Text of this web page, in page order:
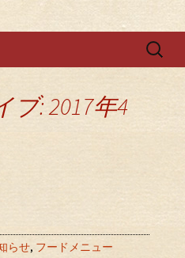
検
: 2017年4
らせ, フードメニュー